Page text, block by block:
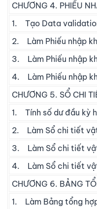
CHƯƠNG 4. PHIẾU
1. Tạo Data
2. Làm Phiếu nhập
3. Làm Phiếu nhập
4. Làm Phiếu nhập
CHƯƠNG 5. SỔ CHI
1. Tính số dư đầu kỳ
2. Làm Sổ chi tiết
3. Làm Sổ chi tiết
4. Làm Sổ chi tiết
CHƯƠNG 6. BẢNG
1. Làm Bảng tổng